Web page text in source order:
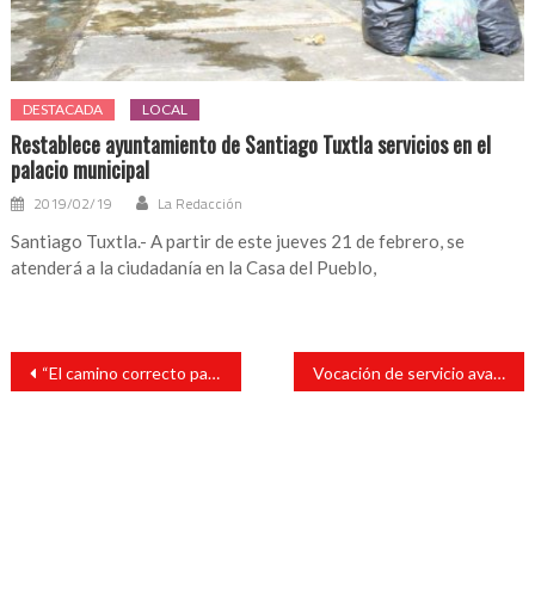
DESTACADA LOCAL
Restablece ayuntamiento de Santiago Tuxtla servicios en el
palacio municipal
2019/02/19 La Redacción
Santiago Tuxtla.- A partir de este jueves 21 de febrero, se
atenderá a la ciudadanía en la Casa del Pueblo,
Navegación
entradas
“El camino correcto para este país es Morena” Paola Tenorio Adame Vocación de servicio avala a Sara Torres